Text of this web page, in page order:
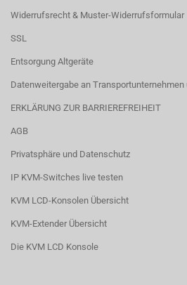
Widerrufsrecht & Muster-Widerrufsformular
SSL
Entsorgung Altgeräte
Datenweitergabe an Transportunternehmen
ERKLÄRUNG ZUR BARRIEREFREIHEIT
AGB
Privatsphäre und Datenschutz
IP KVM-Switches live testen
KVM LCD-Konsolen Übersicht
KVM-Extender Übersicht
Die KVM LCD Konsole